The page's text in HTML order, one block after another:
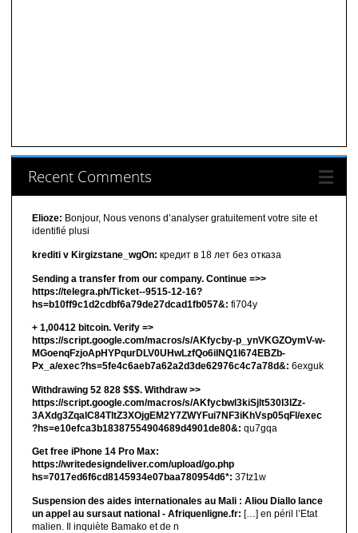
Recent Comments
Elioze: Bonjour, Nous venons d’analyser gratuitement votre site et
identifié plusi
krediti v Kirgizstane_wgOn: кредит в 18 лет без отказа
Sending a transfer from our company. Continue =>>
https://telegra.ph/Ticket--9515-12-16?
hs=b10ff9c1d2cdbf6a79de27dcad1fb057&: fi704y
+ 1,00412 bitсоin. Verify =>
https://script.google.com/macros/s/AKfycby-p_ynVKGZOymV-w-
MGoenqFzjoApHYPqurDLV0UHwLzfQo6ilNQ1l674EBZb-
Px_a/exec?hs=5fe4c6aeb7a62a2d3de62976c4c7a78d&: 6exguk
Withdrawing 52 828 $$$. Withdrаw >>
https://script.google.com/macros/s/AKfycbwl3kiSjlt530I3lZz-
3AXdg3ZqalC84TltZ3XOjgEM2Y7ZWYFui7NF3iKhVsp05qFl/exec
?hs=e10efca3b18387554904689d4901de80&: qu7gqa
Get free iPhone 14 Pro Max:
https://writedesigndeliver.com/upload/go.php
hs=7017ed6f6cd8145934e07baa780954d6*: 37tz1w
Suspension des aides internationales au Mali : Aliou Diallo lance
un appel au sursaut national - Afriquenligne.fr: […] en péril l’Etat
malien. Il inquiète Bamako et de n